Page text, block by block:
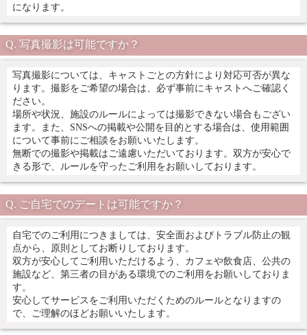
になります。
写真撮影は可能ですか？
写真撮影については、キャストごとの方針により対応可否が異な
ります。撮影をご希望の場合は、必ず事前にキャストへご確認く
ださい。
場所や状況、施設のルールによっては撮影できない場合もござい
ます。また、SNSへの掲載や公開を目的とする場合は、使用範囲
について事前にご相談をお願いいたします。
無断での撮影や掲載はご遠慮いただいております。双方が安心で
きる形で、ルールを守ったご利用をお願いしております。
ご自宅でのデートは可能ですか？
自宅でのご利用につきましては、安全面およびトラブル防止の観
点から、原則としてお断りしております。
双方が安心してご利用いただけるよう、カフェや飲食店、公共の
施設など、第三者の目がある環境でのご利用をお願いしておりま
す。
安心してサービスをご利用いただくためのルールとなりますの
で、ご理解のほどお願いいたします。